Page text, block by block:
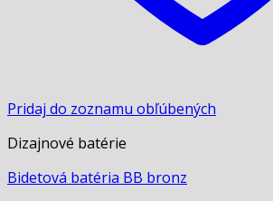
Pridaj do zoznamu obľúbených
Dizajnové batérie
Bidetová batéria BB bronz